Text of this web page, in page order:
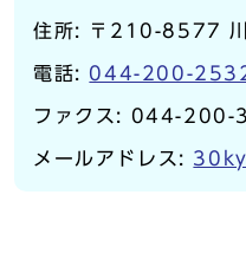
住所: 〒210-8577 川
電話: 044-200-
ファクス: 044-200-
メールアドレス: